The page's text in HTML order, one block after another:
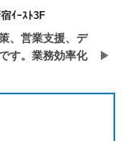
ｲｰｽﾄ3F
、営業支援、デ
す。業務効率化